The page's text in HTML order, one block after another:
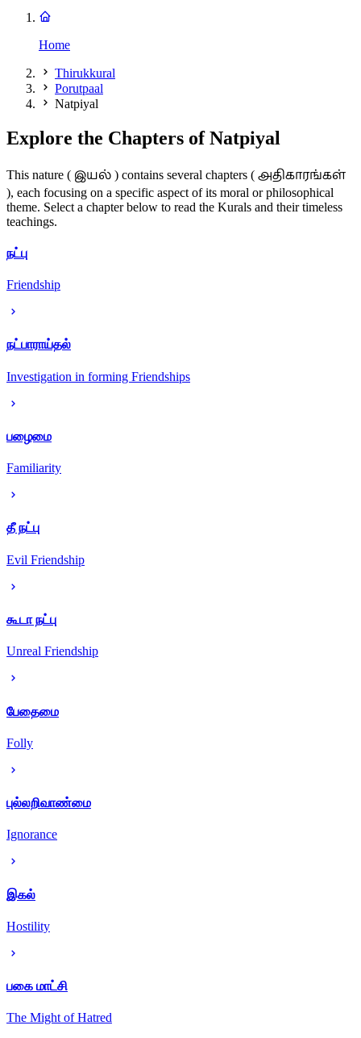
Home
Thirukkural
Porutpaal
Natpiyal
Explore the Chapters of Natpiyal
This nature ( இயல் ) contains several chapters ( அதிகாரங்கள்
), each focusing on a specific aspect of its moral or philosophical
theme. Select a chapter below to read the Kurals and their timeless
teachings.
நட்பு
Friendship
நட்பாராய்தல்
Investigation in forming Friendships
பழைமை
Familiarity
தீ நட்பு
Evil Friendship
கூடா நட்பு
Unreal Friendship
பேதைமை
Folly
புல்லறிவாண்மை
Ignorance
இகல்
Hostility
பகை மாட்சி
The Might of Hatred